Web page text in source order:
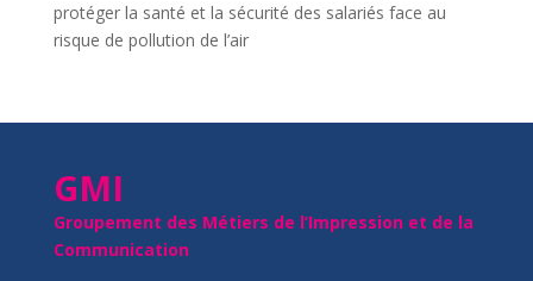
protéger la santé et la sécurité des salariés face au
risque de pollution de l’air
GMI
Groupement des Métiers de l’Impression et de la
Communication